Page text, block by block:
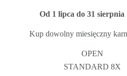
Od 1 lipca do 31 sierpnia
Kup dowolny miesięczny
OPEN
STANDARD 8X